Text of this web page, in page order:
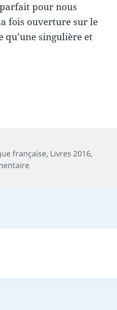
pour nous
fois ouverture sur le
qu’une singulière et
française, Livres 2016,
sur Chronique livre :